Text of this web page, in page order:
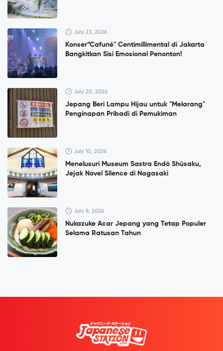
July 23, 2026
Konser”Cafuné" Centimillimental di Jakarta
Bangkitkan Sisi Emosional Penonton!
July 20, 2026
Jepang Beri Lampu Hijau untuk "Melarang"
Penginapan Pribadi di Pemukiman
July 10, 2026
Menelusuri Museum Sastra Endō Shūsaku,
Jejak Novel Silence di Nagasaki
July 8, 2026
Nukazuke Acar Jepang yang Tetap Populer
Selama Ratusan Tahun